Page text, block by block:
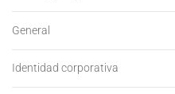
General
Identidad corporativa